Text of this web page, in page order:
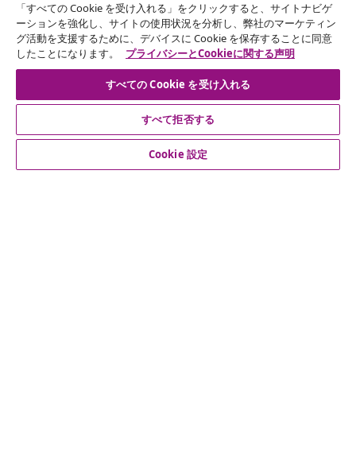
ニュースレターに登録する
70万人以上のユーザーと一緒に、vidaXLから毎週のお得
な情報や季節限定セール、新着情報を受け取りましょう。
「すべての Cookie を受け入れる」をクリックすると、サイトナビゲ
ーションを強化し、サイトの使用状況を分析し、弊社のマーケティン
グ活動を支援するために、デバイスに Cookie を保存することに同意
したことになります。
プライバシーとCookieに関する声明
すべての Cookie を受け入れる
すべて拒否する
Cookie 設定